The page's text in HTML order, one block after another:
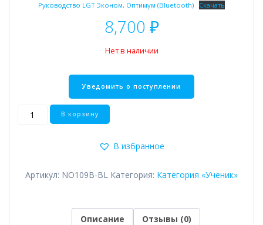
Руководство LGT Эконом, Оптимум (Bluetooth) Скачать
8,700 ₽
Нет в наличии
Количество
товара
В корзину
В избранное
Артикул: NO109B-BL Категория: Категория «Ученик»
Описание Отзывы (0)